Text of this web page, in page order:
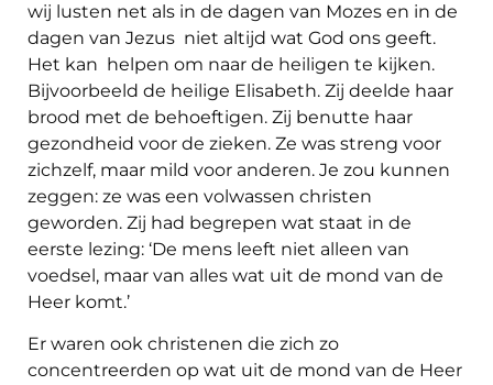
wij lusten net als in de dagen van Mozes en in de
dagen van Jezus niet altijd wat God ons geeft.
Het kan helpen om naar de heiligen te kijken.
Bijvoorbeeld de heilige Elisabeth. Zij deelde haar
brood met de behoeftigen. Zij benutte haar
gezondheid voor de zieken. Ze was streng voor
zichzelf, maar mild voor anderen. Je zou kunnen
zeggen: ze was een volwassen christen
geworden. Zij had begrepen wat staat in de
eerste lezing: ‘De mens leeft niet alleen van
voedsel, maar van alles wat uit de mond van de
Heer komt.’
Er waren ook christenen die zich zo
concentreerden op wat uit de mond van de Heer